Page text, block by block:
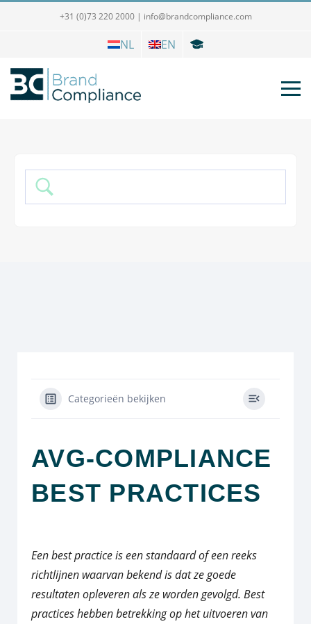
+31 (0)73 220 2000 | info@brandcompliance.com
NL EN
Categorieën bekijken
AVG-COMPLIANCE
BEST PRACTICES
Een best practice is een standaard of een reeks
richtlijnen waarvan bekend is dat ze goede
resultaten opleveren als ze worden gevolgd. Best
practices hebben betrekking op het uitvoeren van